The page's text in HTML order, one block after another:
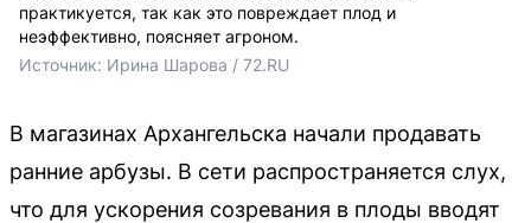
практикуется, так как это повреждает плод и
неэффективно, поясняет агроном.
Источник: Ирина Шарова / 72.RU
В магазинах Архангельска начали продавать
ранние арбузы. В сети распространяется слух,
что для ускорения созревания в плоды вводят